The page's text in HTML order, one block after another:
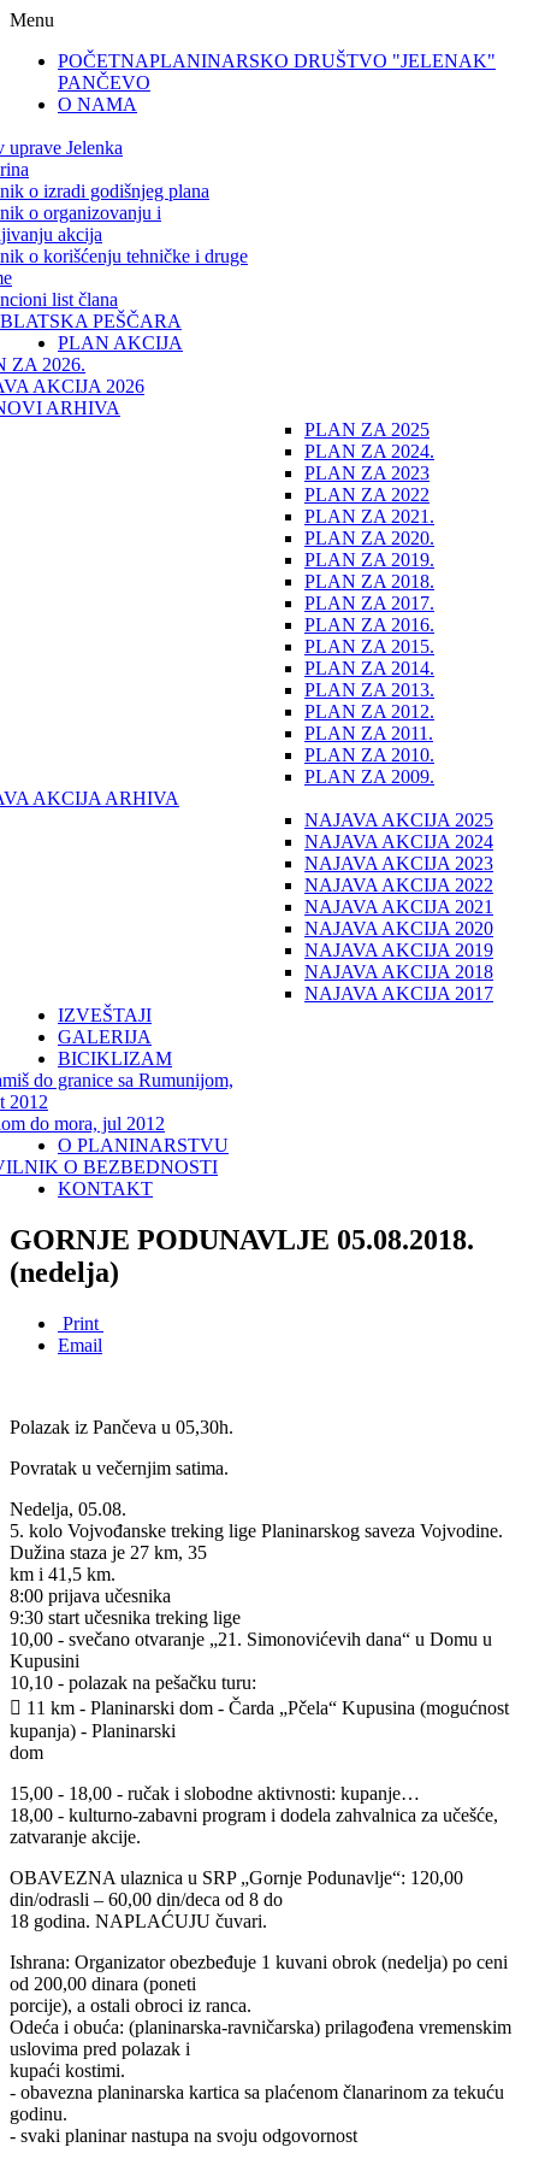
Menu
POČETNAPLANINARSKO DRUŠTVO "JELENAK"
PANČEVO
O NAMA
uprave Jelenka
o izradi godišnjeg plana
o organizovanju i
akcija
o korišćenju tehničke i druge
list člana
PEŠČARA
PLAN AKCIJA
ZA 2026.
AKCIJA 2026
ARHIVA
PLAN ZA 2025
PLAN ZA 2024.
PLAN ZA 2023
PLAN ZA 2022
PLAN ZA 2021.
PLAN ZA 2020.
PLAN ZA 2019.
PLAN ZA 2018.
PLAN ZA 2017.
PLAN ZA 2016.
PLAN ZA 2015.
PLAN ZA 2014.
PLAN ZA 2013.
PLAN ZA 2012.
PLAN ZA 2011.
PLAN ZA 2010.
PLAN ZA 2009.
AKCIJA ARHIVA
NAJAVA AKCIJA 2025
NAJAVA AKCIJA 2024
NAJAVA AKCIJA 2023
NAJAVA AKCIJA 2022
NAJAVA AKCIJA 2021
NAJAVA AKCIJA 2020
NAJAVA AKCIJA 2019
NAJAVA AKCIJA 2018
NAJAVA AKCIJA 2017
IZVEŠTAJI
GALERIJA
BICIKLIZAM
do granice sa Rumunijom,
2012
do mora, jul 2012
O PLANINARSTVU
O BEZBEDNOSTI
KONTAKT
GORNJE PODUNAVLJE 05.08.2018.
(nedelja)
Print
Email
Polazak iz Pančeva u 05,30h.
Povratak u večernjim satima.
Nedelja, 05.08.
5. kolo Vojvođanske treking lige Planinarskog saveza Vojvodine.
Dužina staza je 27 km, 35
km i 41,5 km.
8:00 prijava učesnika
9:30 start učesnika treking lige
10,00 - svečano otvaranje „21. Simonovićevih dana“ u Domu u
Kupusini
10,10 - polazak na pešačku turu:
 11 km - Planinarski dom - Čarda „Pčela“ Kupusina (mogućnost
kupanja) - Planinarski
dom
15,00 - 18,00 - ručak i slobodne aktivnosti: kupanje…
18,00 - kulturno-zabavni program i dodela zahvalnica za učešće,
zatvaranje akcije.
OBAVEZNA ulaznica u SRP „Gornje Podunavlje“: 120,00
din/odrasli – 60,00 din/deca od 8 do
18 godina. NAPLAĆUJU čuvari.
Ishrana: Organizator obezbeđuje 1 kuvani obrok (nedelja) po ceni
od 200,00 dinara (poneti
porcije), a ostali obroci iz ranca.
Odeća i obuća: (planinarska-ravničarska) prilagođena vremenskim
uslovima pred polazak i
kupaći kostimi.
- obavezna planinarska kartica sa plaćenom članarinom za tekuću
godinu.
- svaki planinar nastupa na svoju odgovornost